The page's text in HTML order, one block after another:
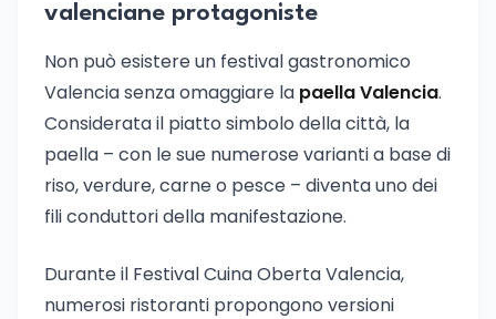
valenciane protagoniste
Non può esistere un festival gastronomico
Valencia senza omaggiare la paella Valencia.
Considerata il piatto simbolo della città, la
paella – con le sue numerose varianti a base di
riso, verdure, carne o pesce – diventa uno dei
fili conduttori della manifestazione.
Durante il Festival Cuina Oberta Valencia,
numerosi ristoranti propongono versioni